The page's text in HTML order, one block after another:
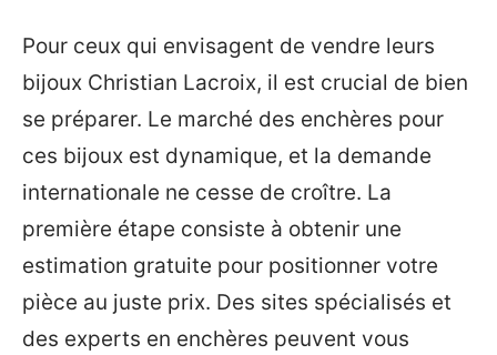
Pour ceux qui envisagent de vendre leurs
bijoux Christian Lacroix, il est crucial de bien
se préparer. Le marché des enchères pour
ces bijoux est dynamique, et la demande
internationale ne cesse de croître. La
première étape consiste à obtenir une
estimation gratuite pour positionner votre
pièce au juste prix. Des sites spécialisés et
des experts en enchères peuvent vous